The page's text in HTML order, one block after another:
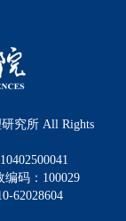
究所 All Rights
码：100029
62028604